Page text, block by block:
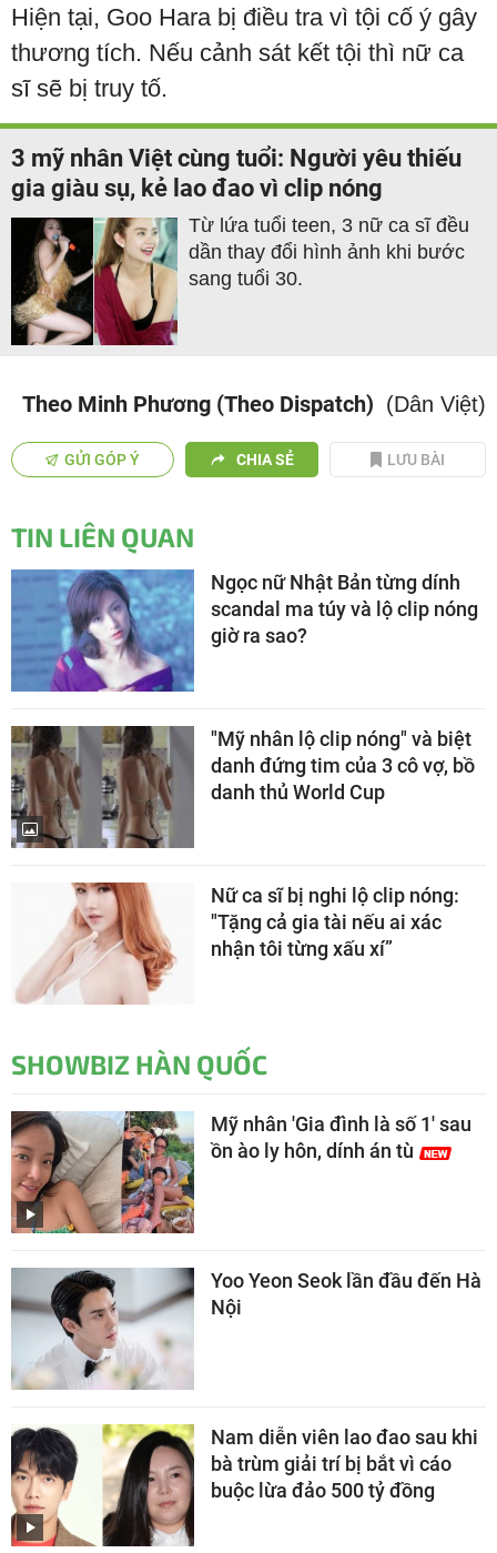
Hiện tại, Goo Hara bị điều tra vì tội cố ý gây
thương tích. Nếu cảnh sát kết tội thì nữ ca
sĩ sẽ bị truy tố.
3 mỹ nhân Việt cùng tuổi: Người yêu thiếu
gia giàu sụ, kẻ lao đao vì clip nóng
Từ lứa tuổi teen, 3 nữ ca sĩ đều
dần thay đổi hình ảnh khi bước
sang tuổi 30.
Theo Minh Phương (Theo Dispatch) (Dân Việt)
GỬI GÓP Ý CHIA SẺ LƯU BÀI
TIN LIÊN QUAN
Ngọc nữ Nhật Bản từng dính
scandal ma túy và lộ clip nóng
giờ ra sao?
"Mỹ nhân lộ clip nóng" và biệt
danh đứng tim của 3 cô vợ, bồ
danh thủ World Cup
Nữ ca sĩ bị nghi lộ clip nóng:
"Tặng cả gia tài nếu ai xác
nhận tôi từng xấu xí”
SHOWBIZ HÀN QUỐC
Mỹ nhân 'Gia đình là số 1' sau
ồn ào ly hôn, dính án tù
Yoo Yeon Seok lần đầu đến Hà
Nội
Nam diễn viên lao đao sau khi
bà trùm giải trí bị bắt vì cáo
buộc lừa đảo 500 tỷ đồng